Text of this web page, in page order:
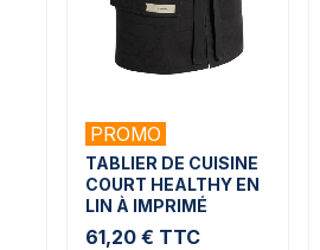
PROMO
TABLIER DE CUISINE
COURT HEALTHY EN
LIN À IMPRIMÉ
61,20 € TTC